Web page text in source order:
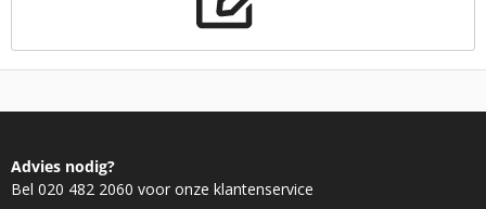
Advies nodig?
Bel 020 482 2060 voor onze klantenservice